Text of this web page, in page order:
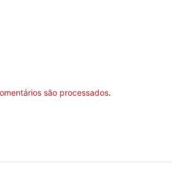
são processados.